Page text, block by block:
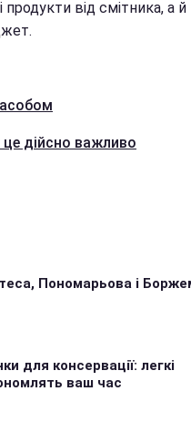
від смітника, а й
дійсно важливо
Пономарьова і
для консервації: легкі
ваш час